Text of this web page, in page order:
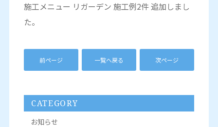
施工メニュー リガーデン 施工例2件 追加しまし
た。
前ページ 一覧へ戻る 次ページ
CATEGORY
お知らせ